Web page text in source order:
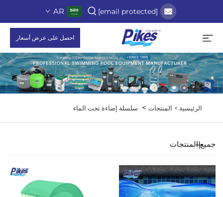
[email protected]
AR
احصل على عرض أسعار
الرئيسية > المنتجات> سلسلة إضاءة تحت الماء
جميع المنتجات